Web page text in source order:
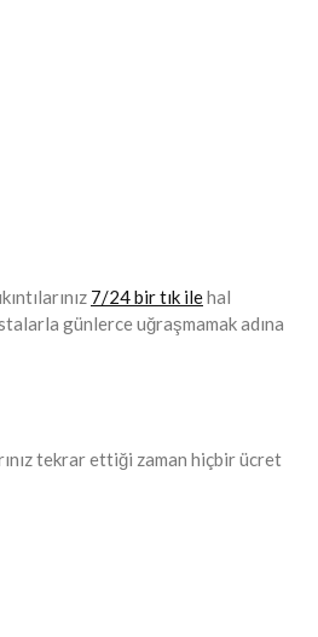
7/24 bir tık ilehal
günlerce uğraşmamak adına
tekrar ettiği zaman hiçbir ücret